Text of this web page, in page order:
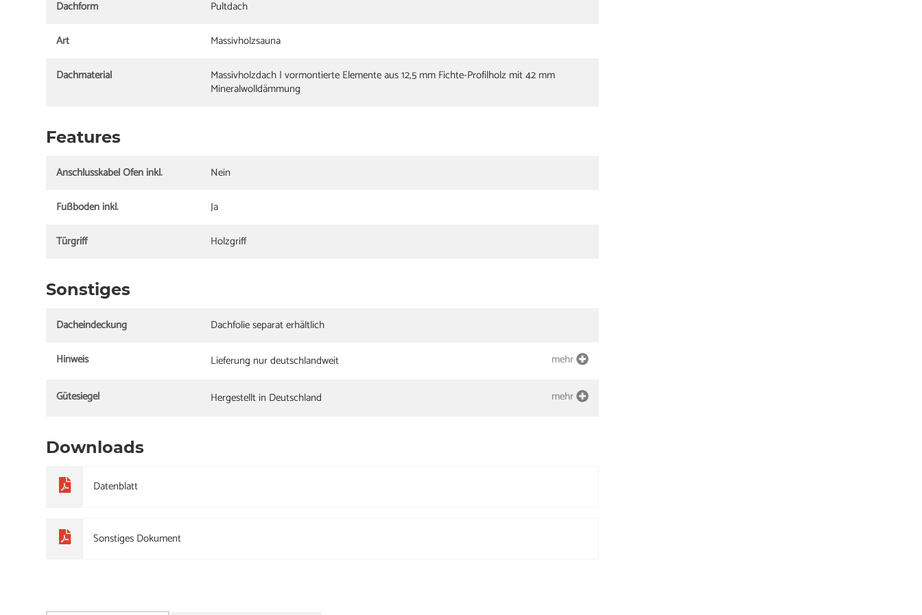
Dachform
Pultdach
Art
Massivholzsauna
Dachmaterial
Massivholzdach | vormontierte Elemente aus 12,5 mm Fichte-Profilholz mit 42 mm
Mineralwolldämmung
Features
Anschlusskabel Ofen inkl.
Nein
Fußboden inkl.
Ja
Türgriff
Holzgriff
Sonstiges
Dacheindeckung
Dachfolie separat erhältlich
Hinweis
Lieferung nur deutschlandweit mehr
Gütesiegel Hergestellt in Deutschland mehr
Downloads
Datenblatt
Sonstiges Dokument